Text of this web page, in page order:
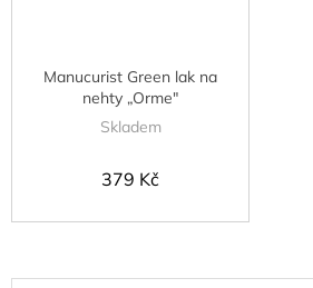
Manucurist Green lak na
nehty „Orme"
Skladem
379 Kč